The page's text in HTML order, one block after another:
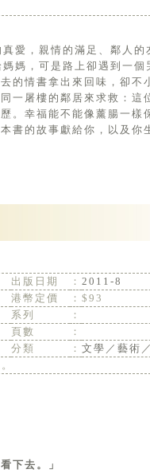
媽，可是路上卻遇到一
情書拿出來回味，卻不
屠樓的鄰居來求救：這
幸福能不能像薰腸一樣
書的故事獻給你，以及你
出版日期 ： 2011-8
港幣定價 ： $93
系列
：
頁數
：
分類 ： 文學／藝術
下去。」